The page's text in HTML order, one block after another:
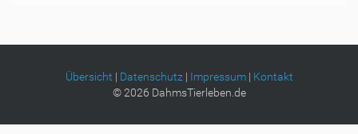
Übersicht | Datenschutz| Impressum| Kontakt
©2026 DahmsTierleben.de